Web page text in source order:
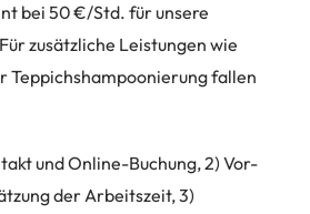
bei 50 €/Std. für unsere
zusätzliche Leistungen wie
Teppichshampoonierung fallen
und Online-Buchung, 2) Vor-
der Arbeitszeit, 3)